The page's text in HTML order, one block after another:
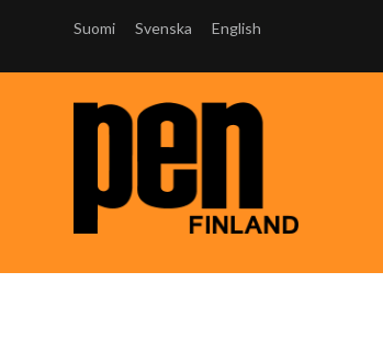
Suomi Svenska English